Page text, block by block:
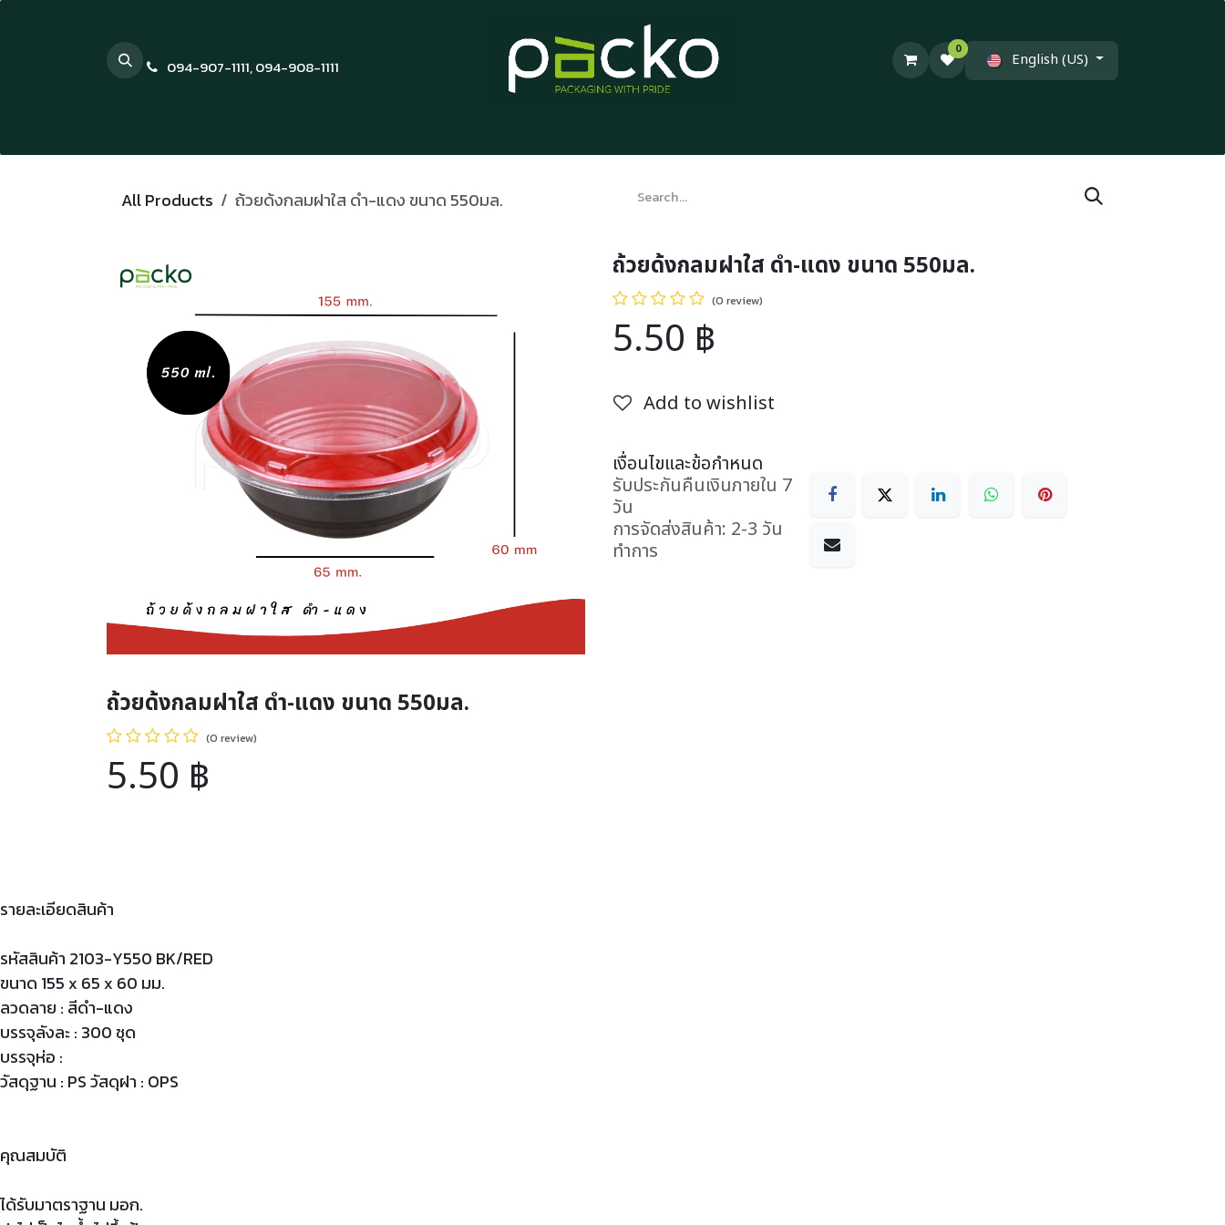
094-907-1111,094-908-1111
0
English (US)
All Products ถ้วยด้งกลมฝาใส ดำ-แดง ขนาด 550มล.
ถ้วยด้งกลมฝาใส ดำ-แดง ขนาด 550มล.
(0 review)
5.50 ฿
Add to wishlist
เงื่อนไขและข้อกำหนด
รับประกันคืนเงินภายใน 7
วัน
การจัดส่งสินค้า: 2-3 วัน
ทำการ
ถ้วยด้งกลมฝาใส ดำ-แดง ขนาด 550มล.
(0 review)
5.50 ฿
รายละเอียดสินค้า
รหัสสินค้า 2103-Y550 BK/RED
ขนาด 155 x 65 x 60 มม.
ลวดลาย : สีดำ-แดง
บรรจุลังละ : 300 ชุด
บรรจุห่อ :
วัสดุฐาน : PS วัสดุฝา : OPS
คุณสมบัติ
ได้รับมาตราฐาน มอก.